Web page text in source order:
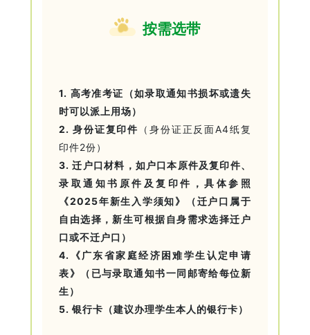
按需选带
1. 高考准考证 （如录取通知书损坏或遗失
时可以派上用场）
2.身份证复印件
（身份证正反面A4纸复
印件2份）
3.迁户口材料 ，如户口本原件及复印件、
录取通知书原件及复印件，具体参照
《2025年新生入学须知》（迁户口属于
自由选择，新生可根据自身需求选择迁户
口或不迁户口）
4.
《广东省家庭经济困难学生认定申请
表》
（已与录取通知书一同邮寄给每位新
生）
5.银行卡 （建议办理学生本人的银行卡）